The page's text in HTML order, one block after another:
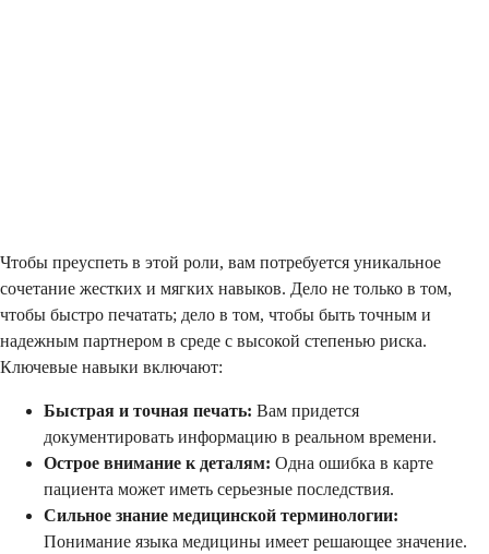
Чтобы преуспеть в этой роли, вам потребуется уникальное
сочетание жестких и мягких навыков. Дело не только в том,
чтобы быстро печатать; дело в том, чтобы быть точным и
надежным партнером в среде с высокой степенью риска.
Ключевые навыки включают:
Быстрая и точная печать: Вам придется
документировать информацию в реальном времени.
Острое внимание к деталям: Одна ошибка в карте
пациента может иметь серьезные последствия.
Сильное знание медицинской терминологии:
Понимание языка медицины имеет решающее значение.